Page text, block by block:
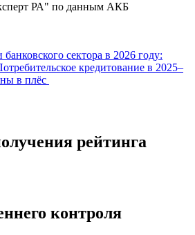
РА" по данным АКБ
сектора в 2026 году:
кредитование в 2025–
в плёс
рейтинга
контроля